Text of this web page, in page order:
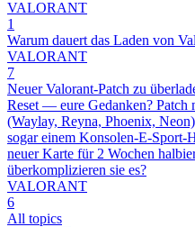
VALORANT
1
Warum dauert das Laden von
VALORANT
7
Neuer Valorant-Patch zu
Reset — eure Gedanken?
(Waylay, Reyna, Phoenix,
sogar einem Konsolen-E-
neuer Karte für 2 Wochen
überkomplizieren sie es?
VALORANT
6
All topics